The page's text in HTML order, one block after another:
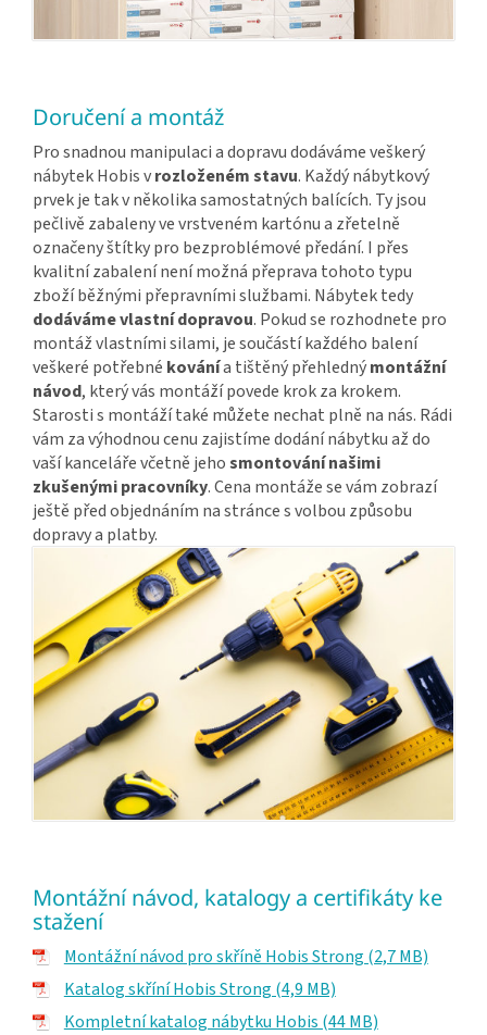
Doručení a montáž
Pro snadnou manipulaci a dopravu dodáváme veškerý
nábytek Hobis vrozloženém stavu. Každý nábytkový
prvek je tak v několika samostatných balících. Ty jsou
pečlivě zabaleny ve vrstveném kartónu a zřetelně
označeny štítky pro bezproblémové předání. I přes
kvalitní zabalení není možná přeprava tohoto typu
zboží běžnými přepravními službami. Nábytek tedy
dodáváme vlastní dopravou. Pokud se rozhodnete pro
montáž vlastními silami, je součástí každého balení
veškeré potřebné kovánía tištěný přehlednýmontážní
návod, který vás montáží povede krok za krokem.
Starosti s montáží také můžete nechat plně na nás. Rádi
vám za výhodnou cenu zajistíme dodání nábytku až do
vaší kanceláře včetně jehosmontování našimi
zkušenými pracovníky. Cena montáže se vám zobrazí
ještě před objednáním na stránce s volbou způsobu
dopravy a platby.
Montážní návod, katalogy a certifikáty ke
stažení
Montážní návod pro skříně Hobis Strong (2,7 MB)
Katalog skříní Hobis Strong (4,9 MB)
Kompletní katalog nábytku Hobis (44 MB)